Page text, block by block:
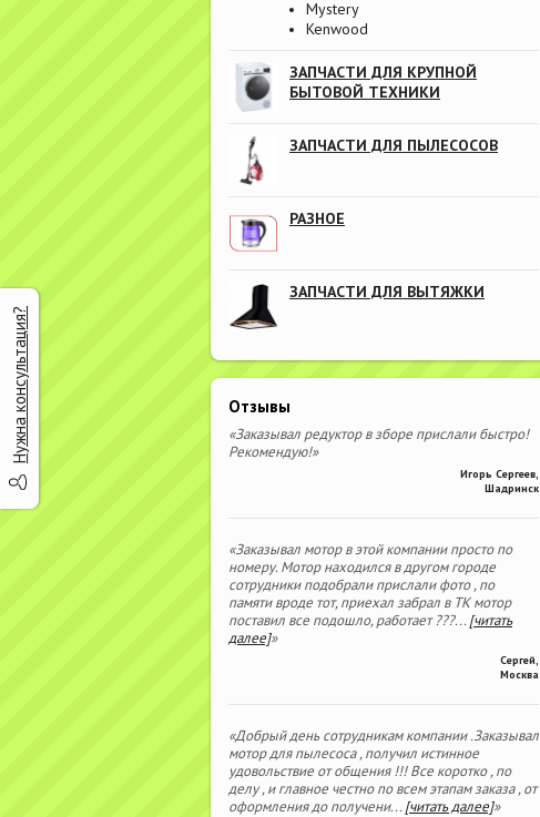
Mystery
Kenwood
ЗАПЧАСТИ ДЛЯ КРУПНОЙ
БЫТОВОЙ ТЕХНИКИ
ЗАПЧАСТИ ДЛЯ ПЫЛЕСОСОВ
РАЗНОЕ
ЗАПЧАСТИ ДЛЯ ВЫТЯЖКИ
Отзывы
«Заказывал редуктор в зборе прислали быстро!
Рекомендую!»
Игорь Сергеев
Шадринск
«Заказывал мотор в этой компании просто по
номеру. Мотор находился в другом городе
сотрудники подобрали прислали фото , по
памяти вроде тот, приехал забрал в ТК мотор
поставил все подошло, работает ???...[читать
далее]»
Сергей
Москва
«Добрый день сотрудникам компании .Заказывал
мотор для пылесоса , получил истинное
удовольствие от общения !!! Все коротко , по
делу , и главное честно по всем этапам заказа , от
оформления до получени...[читать далее]»
Нужна консультация?